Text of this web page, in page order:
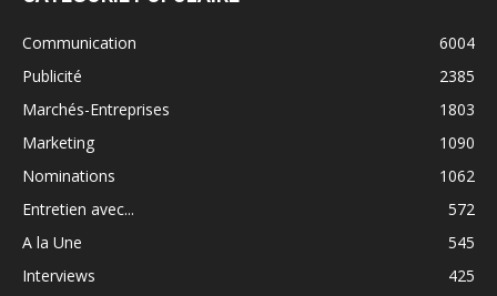
Communication
6004
Publicité
2385
Marchés-Entreprises
1803
Marketing
1090
Nominations
1062
Entretien avec...
572
A la Une
545
Interviews
425